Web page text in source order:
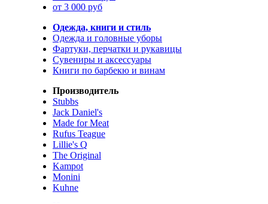
от 3 000 руб
Одежда, книги и стиль
Одежда и головные уборы
Фартуки, перчатки и рукавицы
Сувениры и аксессуары
Книги по барбекю и винам
Производитель
Stubbs
Jack Daniel's
Made for Meat
Rufus Teague
Lillie's Q
The Original
Kampot
Monini
Kuhne